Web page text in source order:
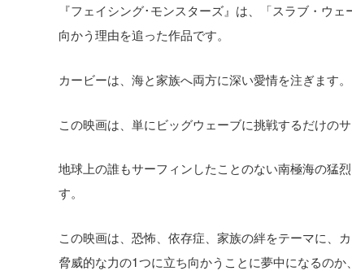
『フェイシング･モンスターズ』は、「スラブ・ウ
向かう理由を追った作品です。
カービーは、海と家族へ両方に深い愛情を注ぎます。
この映画は、単にビッグウェーブに挑戦するだけの
地球上の誰もサーフィンしたことのない南極海の猛
す。
この映画は、恐怖、依存症、家族の絆をテーマに、
脅威的な力の1つに立ち向かうことに夢中になるのか